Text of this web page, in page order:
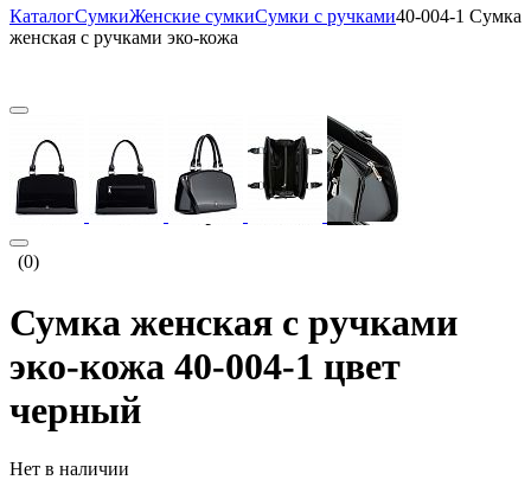
КаталогСумкиЖенские сумкиСумки с ручками40-004-1 Сумка
женская с ручками эко-кожа
(0)
Сумка женская с ручками
эко-кожа 40-004-1 цвет
черный
Нет в наличии